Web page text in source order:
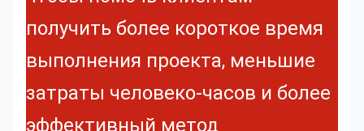
получить более короткое время
выполнения проекта, меньшие
затраты человеко-часов и более
эффективный метод